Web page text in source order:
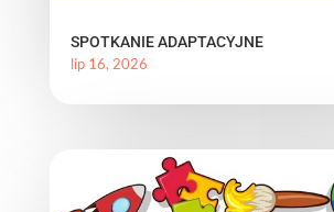
SPOTKANIE ADAPTACYJNE
lip 16, 2026